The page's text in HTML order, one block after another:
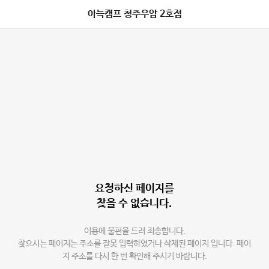
아늑캠프 청주우암 2호점
요청하신 페이지를
찾을 수 없습니다.
이용에 불편을 드려 죄송합니다.
찾으시는 페이지는 주소를 잘못 입력하였거나 삭제된 페이지 입니다. 페이
지 주소를 다시 한 번 확인해 주시기 바랍니다.